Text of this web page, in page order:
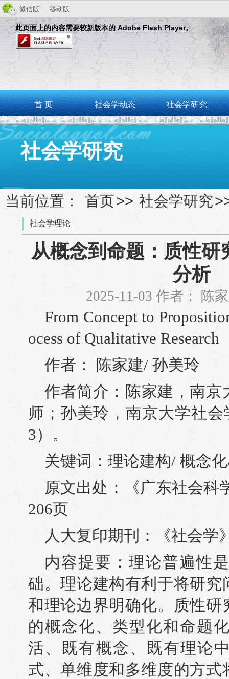
微信版 移动版
此页面上的内容需要较新版本的 Adobe Flash Player。
首 页 社会学动态 社会学研究
社会学研究
当前位置： 首页>> 社会学研究
社会学理论
从概念到命题：质性研
分析
2025-11-03 作者： 陈
From Concept to
ocess of Qualitative Research
作者： 陈家建/ 孙美玲
作者简介：陈家建，南
师；孙美玲，南京大学社
3）。
关键词：理论建构/ 概念
原文出处：《广东社会科
206页
人大复印期刊：《社会学
内容提要：理论普遍性
础。理论建构有利于将研
和理论边界明确化。质性
的概念化、类型化和命题
活、既有概念、既有理论
式、单维度和多维度的方